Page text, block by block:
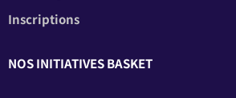
Inscriptions
NOS INITIATIVES BASKET